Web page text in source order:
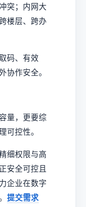
突；内网大
楼层、跨办
码、有效
协作安全。
量，更要综
可控性。
细权限与高
安全可控且
企业在数字
提交需求